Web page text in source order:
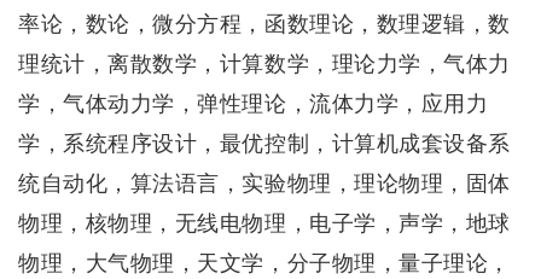
率论，数论，微分方程，函数理论，数理逻辑，数
理统计，离散数学，计算数学，理论力学，气体力
学，气体动力学，弹性理论，流体力学，应用力
学，系统程序设计，最优控制，计算机成套设备系
统自动化，算法语言，实验物理，理论物理，固体
物理，核物理，无线电物理，电子学，声学，地球
物理，大气物理，天文学，分子物理，量子理论，